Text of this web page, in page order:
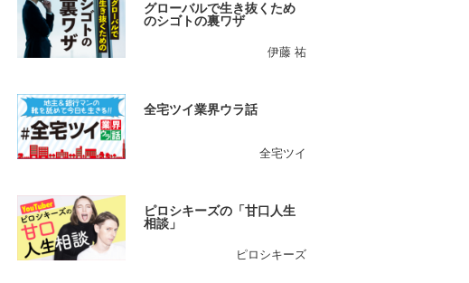
グローバルで生き抜くため
のシゴトの裏ワザ
伊藤 祐
全宅ツイ業界ウラ話
全宅ツイ
ピロシキーズの「甘口人生
相談」
ピロシキーズ